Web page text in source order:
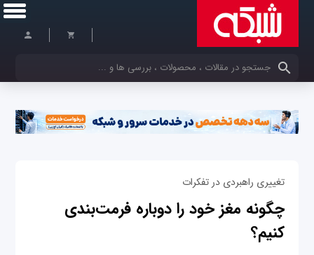
کلمات کلیدی خود را وارد کنید
تغییری راهبردی در تفکرات
چگونه مغز خود را دوباره فرمت‌بندی
کنیم؟